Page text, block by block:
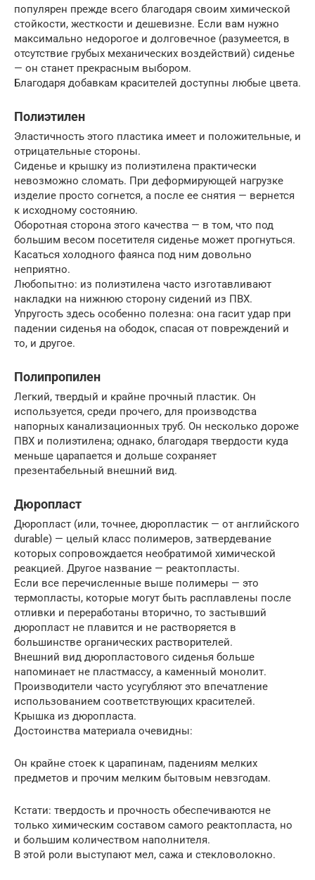
популярен прежде всего благодаря своим химической
стойкости, жесткости и дешевизне. Если вам нужно
максимально недорогое и долговечное (разумеется, в
отсутствие грубых механических воздействий) сиденье
— он станет прекрасным выбором.
Благодаря добавкам красителей доступны любые цвета.
Полиэтилен
Эластичность этого пластика имеет и положительные, и
отрицательные стороны.
Сиденье и крышку из полиэтилена практически
невозможно сломать. При деформирующей нагрузке
изделие просто согнется, а после ее снятия — вернется
к исходному состоянию.
Оборотная сторона этого качества — в том, что под
большим весом посетителя сиденье может прогнуться.
Касаться холодного фаянса под ним довольно
неприятно.
Любопытно: из полиэтилена часто изготавливают
накладки на нижнюю сторону сидений из ПВХ.
Упругость здесь особенно полезна: она гасит удар при
падении сиденья на ободок, спасая от повреждений и
то, и другое.
Полипропилен
Легкий, твердый и крайне прочный пластик. Он
используется, среди прочего, для производства
напорных канализационных труб. Он несколько дороже
ПВХ и полиэтилена; однако, благодаря твердости куда
меньше царапается и дольше сохраняет
презентабельный внешний вид.
Дюропласт
Дюропласт (или, точнее, дюропластик — от английского
durable) — целый класс полимеров, затвердевание
которых сопровождается необратимой химической
реакцией. Другое название — реактопласты.
Если все перечисленные выше полимеры — это
термопласты, которые могут быть расплавлены после
отливки и переработаны вторично, то застывший
дюропласт не плавится и не растворяется в
большинстве органических растворителей.
Внешний вид дюропластового сиденья больше
напоминает не пластмассу, а каменный монолит.
Производители часто усугубляют это впечатление
использованием соответствующих красителей.
Крышка из дюропласта.
Достоинства материала очевидны:
Он крайне стоек к царапинам, падениям мелких
предметов и прочим мелким бытовым невзгодам.
Кстати: твердость и прочность обеспечиваются не
только химическим составом самого реактопласта, но
и большим количеством наполнителя.
В этой роли выступают мел, сажа и стекловолокно.